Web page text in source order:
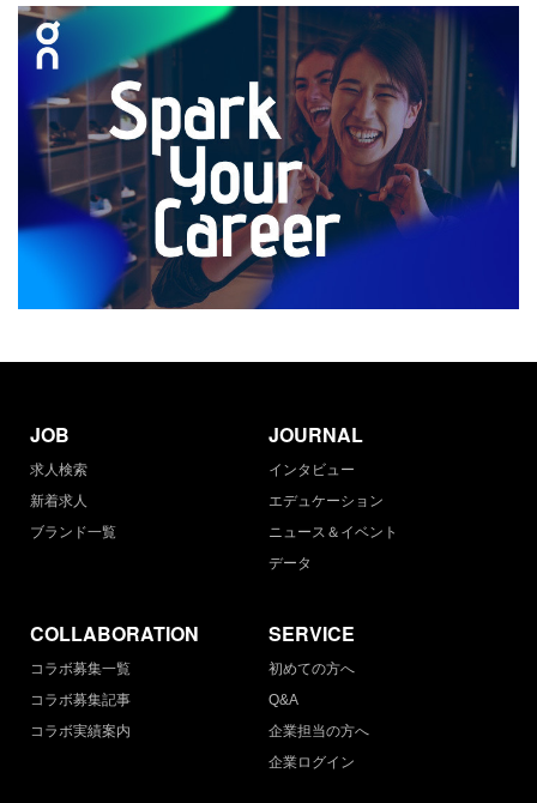
JOB
求人検索
新着求人
ブランド一覧
JOURNAL
インタビュー
エデュケーション
ニュース＆イベント
データ
COLLABORATION
コラボ募集一覧
コラボ募集記事
コラボ実績案内
SERVICE
初めての方へ
Q&A
企業担当の方へ
企業ログイン